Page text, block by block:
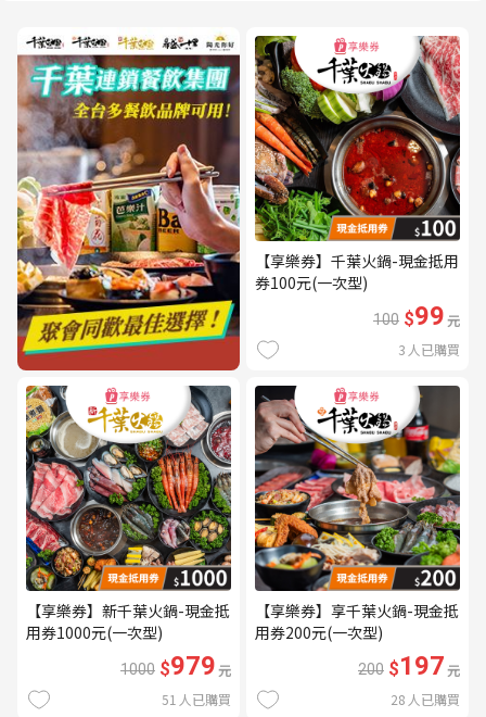
【享樂券】千葉火鍋-現金抵用
券100元(一次型)
100 $99元
3 人已購買
【享樂券】新千葉火鍋-現金抵
用券1000元(一次型)
1000 $979元
51 人已購買
【享樂券】享千葉火鍋-現金抵
用券200元(一次型)
200 $197元
28 人已購買